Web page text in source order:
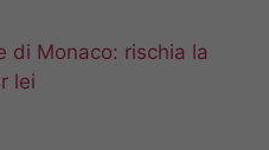
di Monaco: rischia la
lei